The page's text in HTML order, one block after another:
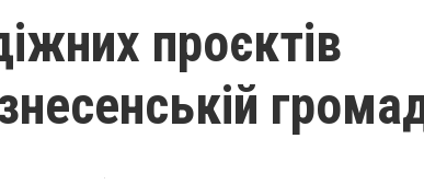
проєктів